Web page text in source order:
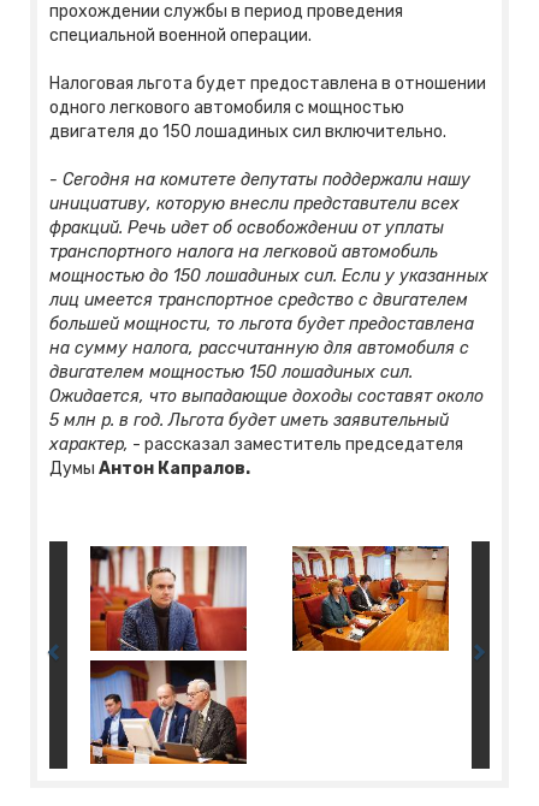
прохождении службы в период проведения
специальной военной операции.
Налоговая льгота будет предоставлена в отношении
одного легкового автомобиля с мощностью
двигателя до 150 лошадиных сил включительно.
- Сегодня на комитете депутаты поддержали нашу
инициативу, которую внесли представители всех
фракций. Речь идет об освобождении от уплаты
транспортного налога на легковой автомобиль
мощностью до 150 лошадиных сил. Если у указанных
лиц имеется транспортное средство с двигателем
большей мощности, то льгота будет предоставлена
на сумму налога, рассчитанную для автомобиля с
двигателем мощностью 150 лошадиных сил.
Ожидается, что выпадающие доходы составят около
5 млн р. в год. Льгота будет иметь заявительный
характер, - рассказал заместитель председателя
Думы Антон Капралов.